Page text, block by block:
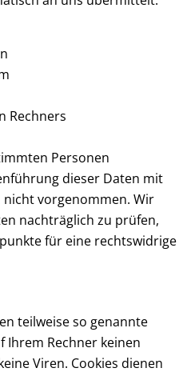
Rechners
Personen
dieser Daten mit
vorgenommen. Wir
nachträglich zu prüfen,
für eine rechtswidrige
teilweise so genannte
Ihrem Rechner keinen
Viren. Cookies dienen